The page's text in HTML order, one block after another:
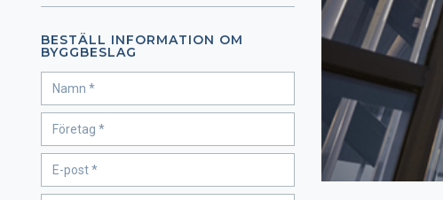
BESTÄLL INFORMATION OM
BYGGBESLAG